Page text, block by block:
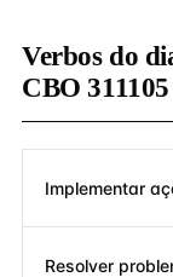
Verbos do
CBO 311105
Implementar
Resolver